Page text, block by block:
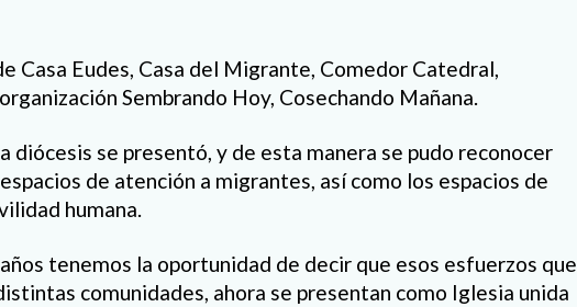
Casa Eudes, Casa del Migrante, Comedor Catedral,
Sembrando Hoy, Cosechando Mañana.
diócesis se presentó, y de esta manera se pudo reconocer
de atención a migrantes, así como los espacios de
humana.
tenemos la oportunidad de decir que esos esfuerzos que
comunidades, ahora se presentan como Iglesia unida